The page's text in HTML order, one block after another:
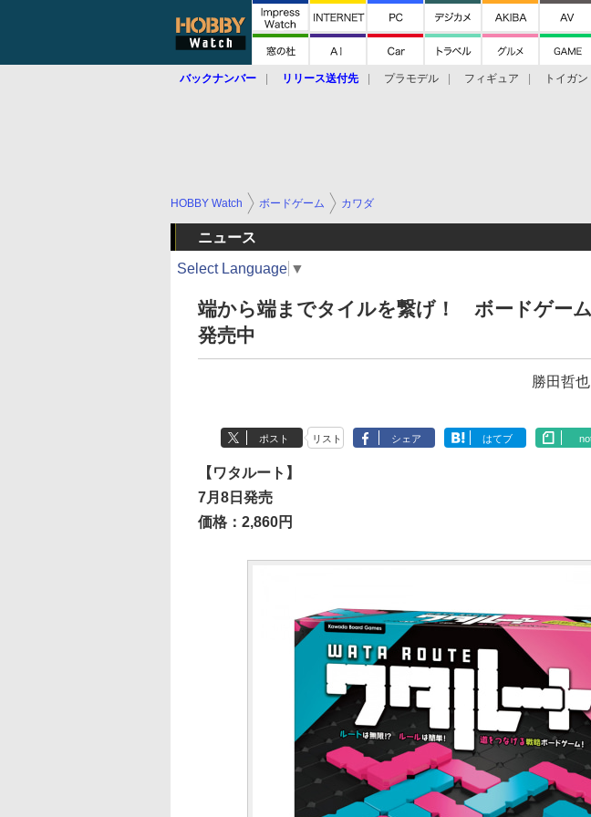
バックナンバー リリース送付先 プラモデル フィギュア トイガン
HOBBY Watch ボードゲーム カワダ
ニュース
Select Language ▼
端から端までタイルを繋げ！ ボードゲーム
発売中
勝田哲也
ポスト リスト シェア はてブ
【ワタルート】
7月8日発売
価格：2,860円